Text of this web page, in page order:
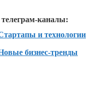
каналы:
и технологии
бизнес-тренды